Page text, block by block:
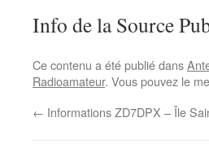
Info de la Source
Ce contenu a été publié dans
Radioamateur. Vous pouvez le
← Informations ZD7DPX – Île